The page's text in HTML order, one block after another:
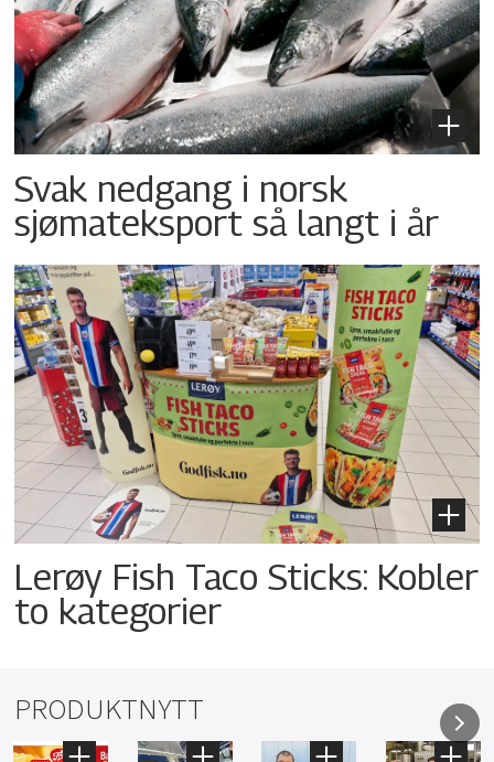
Svak nedgang i norsk
sjømateksport så langt i år
Lerøy Fish Taco Sticks: Kobler
to kategorier
PRODUKTNYTT